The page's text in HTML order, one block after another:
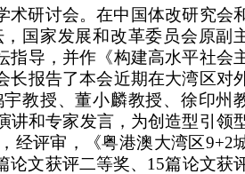
术研讨会。在中国体改研究会
国家发展和改革委员会原副
指导，并作《构建高水平社会
长报告了本会近期在大湾区对
教授、董小麟教授、徐印州
讲和专家发言，为创造型引领
经评审，《粤港澳大湾区9+2
论文获评二等奖、15篇论文获